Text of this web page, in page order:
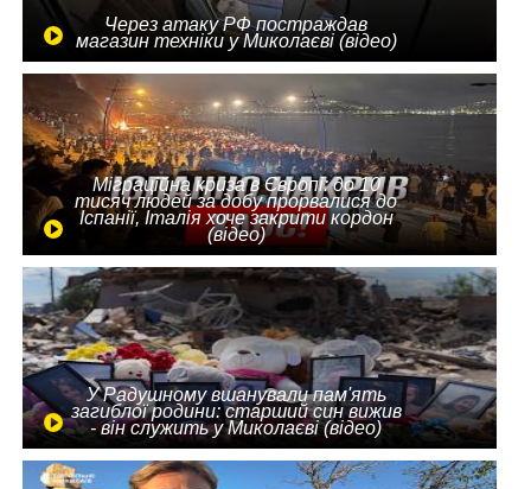
Через атаку РФ постраждав
магазин техніки у Миколаєві (відео)
Міграційна криза в Європі: до 10
тисяч людей за добу прорвалися до
Іспанії, Італія хоче закрити кордон
(відео)
У Радушному вшанували пам'ять
загиблої родини: старший син вижив
- він служить у Миколаєві (відео)